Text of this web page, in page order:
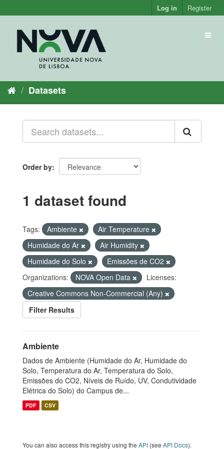
to
Log in Register
Datasets
Order by
1 dataset found
Tags: Ambiente
Air Temperature
Humidade do Ar
Air Humidity
Humidade do Solo
Emissões de CO2
Organizations:
NOVA Open Data
Licenses:
Creative Commons Non-Commercial (Any)
Filter Results
Ambiente
Dados de Ambiente (Humidade do Ar, Humidade do
Solo, Temperatura do Ar, Temperatura do Solo,
Emissões do CO2, Níveis de Ruído, UV, Condutividade
Elétrica do Solo) do Campus de...
PDF CSV
You can also access this registry using the API (see API Docs).